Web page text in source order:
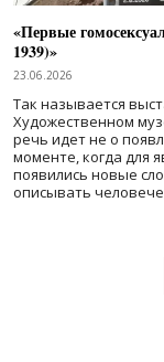
«Первые
1939)»
23.06.2026
Так называется
Художественном
речь идет не о
моменте, когда для
появились новые
описывать